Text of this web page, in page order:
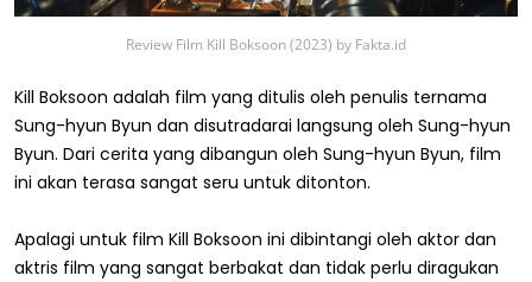
Review Film Kill Boksoon (2023) by Fakta.id
Kill Boksoon adalah film yang ditulis oleh penulis ternama
Sung-hyun Byun dan disutradarai langsung oleh Sung-hyun
Byun. Dari cerita yang dibangun oleh Sung-hyun Byun, film
ini akan terasa sangat seru untuk ditonton.
Apalagi untuk film Kill Boksoon ini dibintangi oleh aktor dan
aktris film yang sangat berbakat dan tidak perlu diragukan